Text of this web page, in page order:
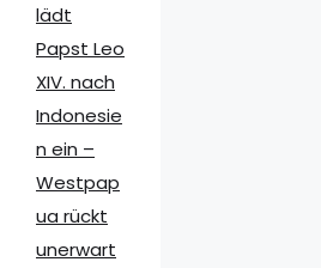
lädt
Papst Leo
XIV. nach
Indonesie
n ein –
Westpap
ua rückt
unerwart